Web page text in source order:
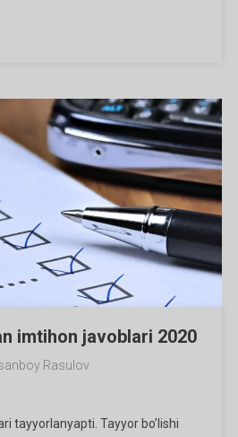
imtihon javoblari 2020
Rasulov
tayyorlanyapti. Tayyor bo’lishi